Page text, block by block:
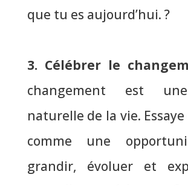
que tu es aujourd’hui. ?
3. Célébrer le
changement est
naturelle de la vie.
comme une
grandir, évoluer et